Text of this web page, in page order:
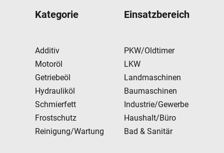
Kategorie
Additiv
Motoröl
Getriebeöl
Hydrauliköl
Schmierfett
Frostschutz
Reinigung/Wartung
Einsatzbereich
PKW/Oldtimer
LKW
Landmaschinen
Baumaschinen
Industrie/Gewerbe
Haushalt/Büro
Bad & Sanitär